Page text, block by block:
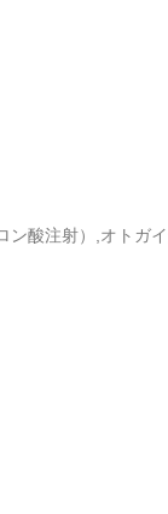
酸注射）,オトガ